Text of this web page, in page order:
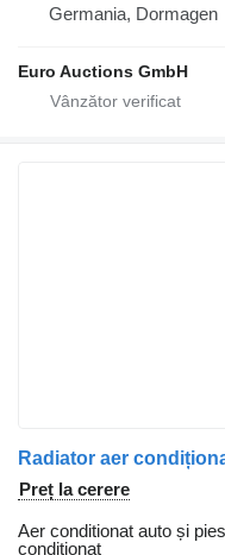
Germania, Dormagen
Euro Auctions GmbH
Preț la cerere
Aer conditionat auto și
condiționat